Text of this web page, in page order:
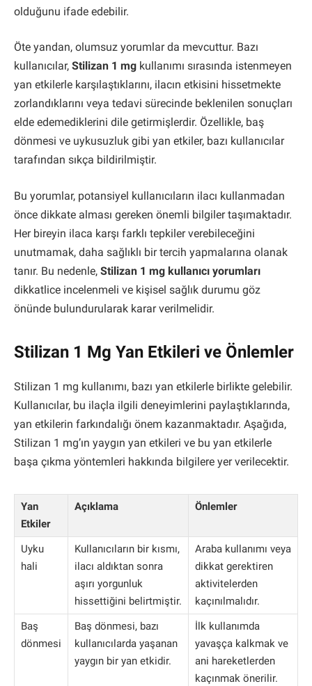
olduğunu ifade edebilir.
Öte yandan, olumsuz yorumlar da mevcuttur. Bazı
kullanıcılar, Stilizan 1 mg kullanımı sırasında istenmeyen
yan etkilerle karşılaştıklarını, ilacın etkisini hissetmekte
zorlandıklarını veya tedavi sürecinde beklenilen sonuçları
elde edemediklerini dile getirmişlerdir. Özellikle, baş
dönmesi ve uykusuzluk gibi yan etkiler, bazı kullanıcılar
tarafından sıkça bildirilmiştir.
Bu yorumlar, potansiyel kullanıcıların ilacı kullanmadan
önce dikkate alması gereken önemli bilgiler taşımaktadır.
Her bireyin ilaca karşı farklı tepkiler verebileceğini
unutmamak, daha sağlıklı bir tercih yapmalarına olanak
tanır. Bu nedenle, Stilizan 1 mg kullanıcı yorumları
dikkatlice incelenmeli ve kişisel sağlık durumu göz
önünde bulundurularak karar verilmelidir.
Stilizan 1 Mg Yan Etkileri ve Önlemler
Stilizan 1 mg kullanımı, bazı yan etkilerle birlikte gelebilir.
Kullanıcılar, bu ilaçla ilgili deneyimlerini paylaştıklarında,
yan etkilerin farkındalığı önem kazanmaktadır. Aşağıda,
Stilizan 1 mg’ın yaygın yan etkileri ve bu yan etkilerle
başa çıkma yöntemleri hakkında bilgilere yer verilecektir.
Yan
Etkiler
Açıklama Önlemler
Uyku
hali
Kullanıcıların bir kısmı,
ilacı aldıktan sonra
aşırı yorgunluk
hissettiğini belirtmiştir.
Araba kullanımı veya
dikkat gerektiren
aktivitelerden
kaçınılmalıdır.
Baş
dönmesi
Baş dönmesi, bazı
kullanıcılarda yaşanan
yaygın bir yan etkidir.
İlk kullanımda
yavaşça kalkmak ve
ani hareketlerden
kaçınmak önerilir.